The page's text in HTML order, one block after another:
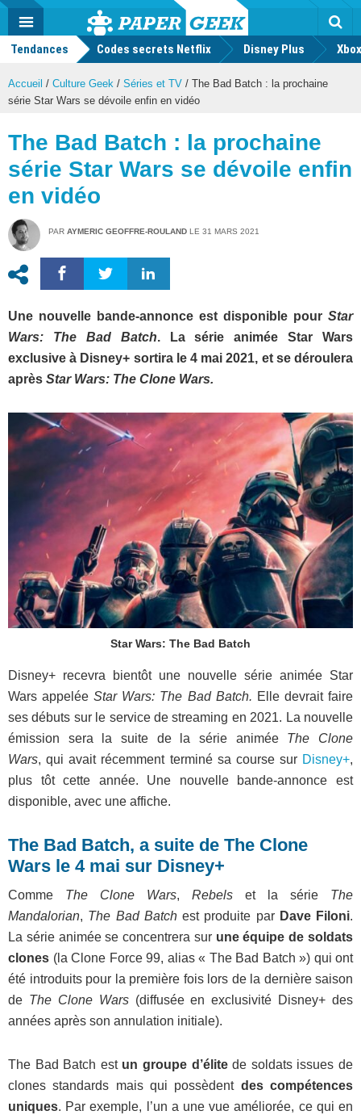
Actu
geek
MENU
Tendances Codes secrets Netflix Disney Plus
Accueil / Culture Geek / Séries et TV / The Bad Batch : la prochaine
série Star Wars se dévoile enfin en vidéo
The Bad Batch : la prochaine
série Star Wars se dévoile enfin
en vidéo
PAR AYMERIC GEOFFRE-ROULAND LE 31 MARS 2021
Une nouvelle bande-annonce est disponible pour Star
Wars: The Bad Batch. La série animée Star Wars
exclusive à Disney+ sortira le 4 mai 2021, et se déroulera
après Star Wars: The Clone Wars.
Star Wars: The Bad Batch
Disney+ recevra bientôt une nouvelle série animée Star
Wars appeléeStar Wars: The Bad Batch. Elle devrait faire
ses débuts sur le service de streaming en 2021. La nouvelle
émission sera la suite de la série animée The Clone
Wars, qui avait récemment terminé sa course sur Disney+,
plus tôt cette année. Une nouvelle bande-annonce est
disponible, avec une affiche.
The Bad Batch, a suite de The Clone
Wars le 4 mai sur Disney+
Comme The Clone Wars, Rebels et la série The
Mandalorian, The Bad Batchest produite par Dave Filoni.
La série animée se concentrera sur une équipe de soldats
clones (la Clone Force 99, alias « The Bad Batch ») qui ont
été introduits pour la première fois lors de la dernière saison
de The Clone Wars(diffusée en exclusivité Disney+ des
années après son annulation initiale).
The Bad Batch est un groupe d’élitede soldats issues de
clones standards mais qui possèdent des compétences
uniques. Par exemple, l’un a une vue améliorée, ce qui en
Mode
FacebookTwitter Youtube